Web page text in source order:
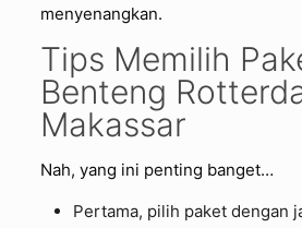
menyenangkan.
Tips Memilih
Benteng
Makassar
Nah, yang ini penting banget…
Pertama, pilih paket dengan